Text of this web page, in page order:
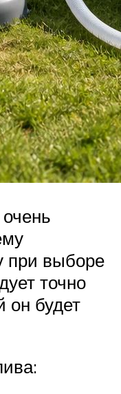
при выборе
точно
он будет